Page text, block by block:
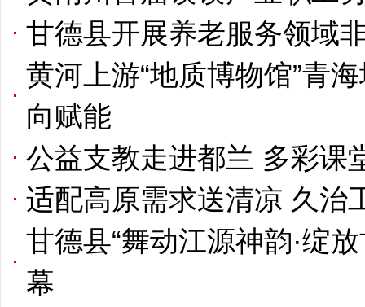
甘德县开展养老服务领域
黄河上游“地质博物馆”青
向赋能
公益支教走进都兰 多彩课
适配高原需求送清凉 久治
甘德县“舞动江源神韵·绽
幕